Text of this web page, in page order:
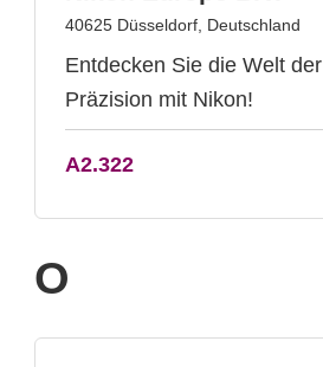
40625 Düsseldorf, Deutschland
Entdecken Sie die Welt der
Präzision mit Nikon!
A2.322
O